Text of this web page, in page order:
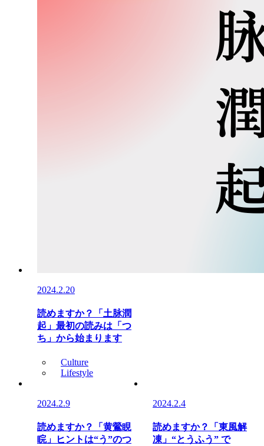
2024.2.20
読めますか？「土脉潤
起」最初の読みは「つ
ち」から始まります
Culture
Lifestyle
2024.2.9
読めますか？「黄鶯睍
睆」ヒントは“う”のつ
2024.2.4
読めますか？「東風解
凍」“とうふう” で